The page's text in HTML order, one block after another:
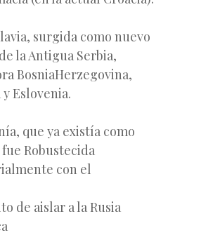
surgida como nuevo
la Antigua Serbia,
BosniaHerzegovina,
Eslovenia.
que ya existía como
Robustecida
con el
de aislar a la Rusia